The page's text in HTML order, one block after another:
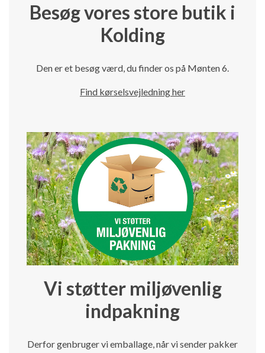
Besøg vores store butik i
Kolding
Den er et besøg værd, du finder os på Mønten 6.
Find kørselsvejledning her
Vi støtter miljøvenlig
indpakning
Derfor genbruger vi emballage, når vi sender pakker